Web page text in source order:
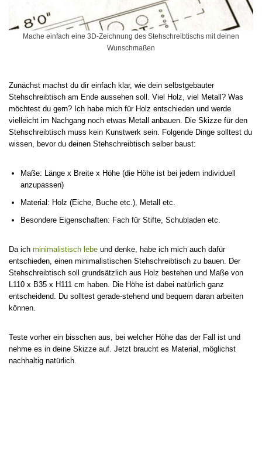
Mache einfach eine 3D-Zeichnung des Stehschreibtischs mit deinen
Wunschmaßen
Zunächst machst du dir einfach klar, wie dein selbstgebauter
Stehschreibtisch am Ende aussehen soll. Viel Holz, viel Metall? Was
möchtest du gern? Ich habe mich für Holz entschieden und werde
vielleicht im Nachgang noch etwas Metall anbauen. Die Skizze für den
Stehschreibtisch muss kein Kunstwerk sein. Folgende Dinge solltest du
wissen, bevor du deinen Stehschreibtisch selber baust:
Maße: Länge x Breite x Höhe (die Höhe ist bei jedem individuell
anzupassen)
Material: Holz (Eiche, Buche etc.), Metall etc.
Besondere Eigenschaften: Fach für Stifte, Schubladen etc.
Da ich minimalistisch lebe und denke, habe ich mich auch dafür
entschieden, einen minimalistischen Stehschreibtisch zu bauen. Der
Stehschreibtisch soll grundsätzlich aus Holz bestehen und Maße von
L110 x B35 x H111 cm haben. Die Höhe ist dabei natürlich ganz
entscheidend. Du solltest gerade-stehend und bequem daran arbeiten
können.
Teste vorher ein bisschen aus, bei welcher Höhe das der Fall ist und
nehme es in deine Skizze auf. Jetzt braucht es Material, möglichst
nachhaltig natürlich.